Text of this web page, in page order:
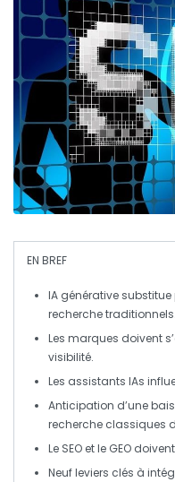
EN BREF
IA générative substitue
recherche traditionnels.
Les marques doivent
visibilité.
Les assistants IAs
Anticipation d’une
recherche classiques
Le SEO et le GEO
Neuf leviers clés à